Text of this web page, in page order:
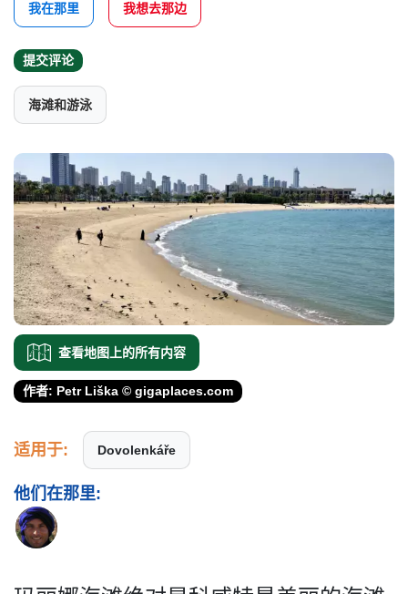
我在那里 我想去那边
提交评论
海滩和游泳
查看地图上的所有内容
作者: Petr Liška © gigaplaces.com
适用于: Dovolenkáře
他们在那里: